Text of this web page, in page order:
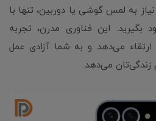
به لمس گوشی یا دوربین، تنها با
این فناوری مدرن، تجربه
می‌دهد و به شما آزادی عمل
می‌دهد.